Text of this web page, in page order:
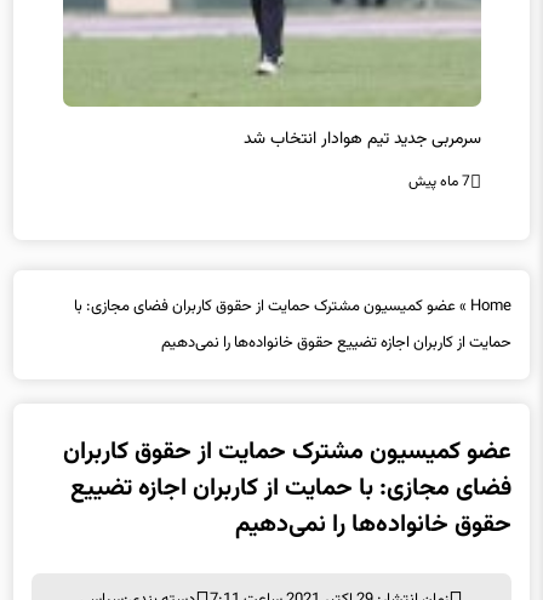
سرمربی جدید تیم هوادار انتخاب شد
Home
»عضو کمیسیون مشترک حمایت از حقوق کاربران فضای مجازی: با
عضو کمیسیون مشترک حمایت از حقوق کاربران
فضای مجازی: با حمایت از کاربران اجازه تضییع